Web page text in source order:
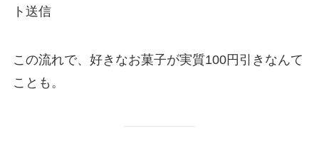
ト送信
この流れで、好きなお菓子が実質100円引きなんて
ことも。